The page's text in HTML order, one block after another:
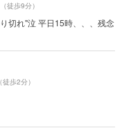
（徒歩9分）
切れ"泣 平日15時、、、残念
（徒歩2分）